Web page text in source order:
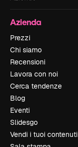
Azienda
Prezzi
Chi siamo
Recensioni
Lavora con noi
Cerca tendenze
Blog
Eventi
Slidesgo
Vendi i tuoi contenuti